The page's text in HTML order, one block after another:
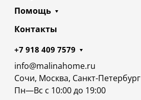
Помощь
Контакты
+7 918 409 7579
info@malinahome.ru
Сочи, Москва, Санкт-Петербург
Пн—Вс с 10:00 до 19:00